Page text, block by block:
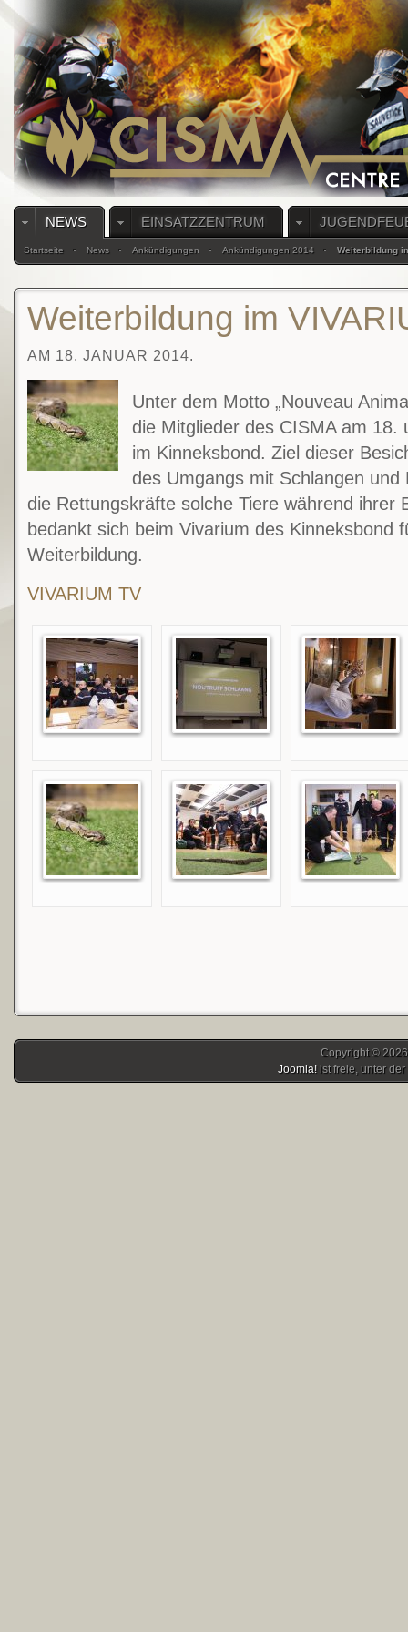
NEWS EINSATZZENTRUM
Startseite News Ankündigungen Ankündigungen 2014 Weiterbildung
Weiterbildung im
AM 18. JANUAR 2014.
Unter dem Motto „Nouveau
die Mitglieder des CISMA am 18.
im Kinneksbond. Ziel dieser
des Umgangs mit Schlangen
die Rettungskräfte solche Tiere während ihrer
bedankt sich beim Vivarium des Kinneksbond
Weiterbildung.
VIVARIUM TV
Copyright ©
Joomla! ist freie, unter der